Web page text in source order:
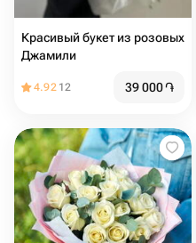
Красивый букет из розовых
Джамили
4.92 12 39 000֏